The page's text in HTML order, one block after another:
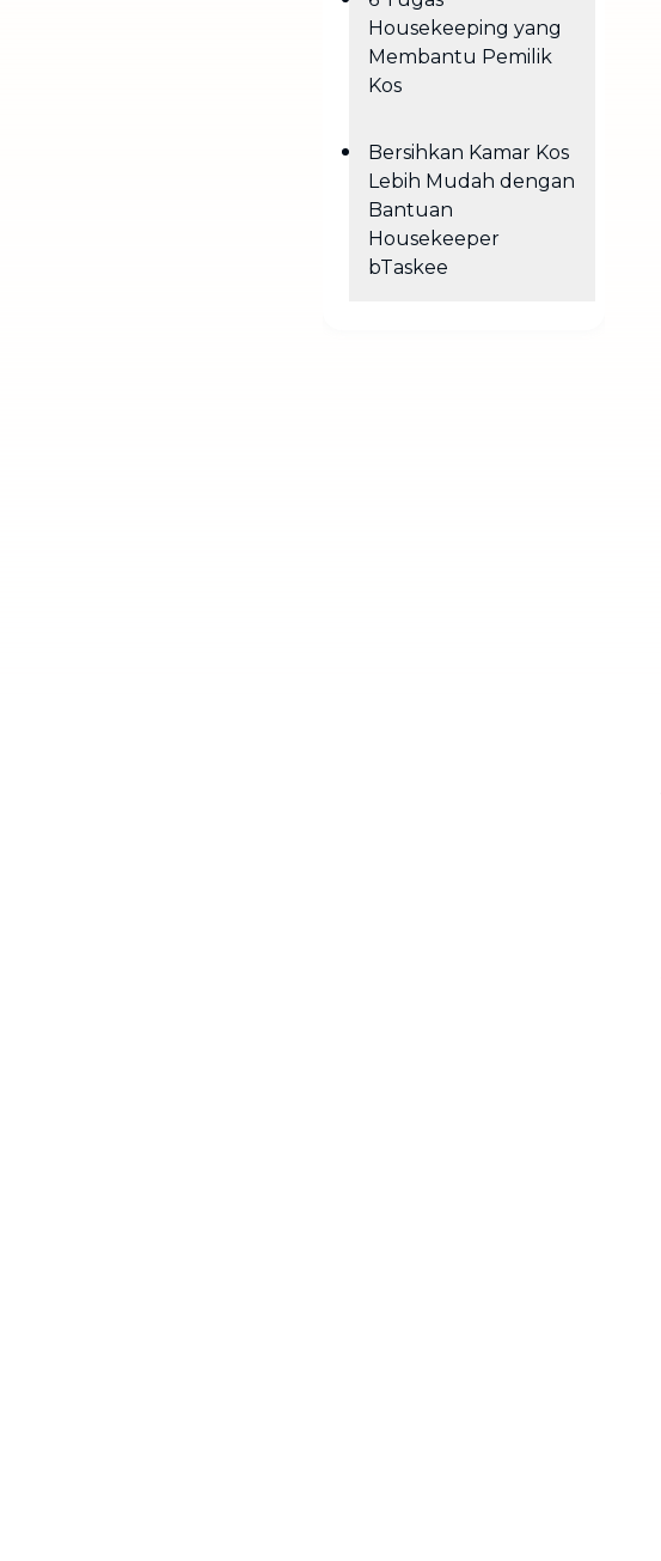
Housekeeping yang
Membantu Pemilik
Kos
Bersihkan Kamar Kos
Lebih Mudah dengan
Bantuan
Housekeeper
bTaskee